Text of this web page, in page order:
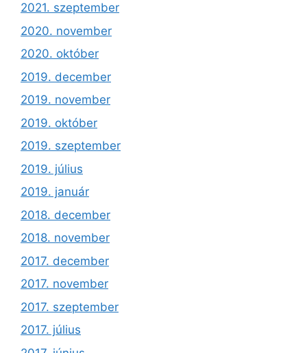
2021. szeptember
2020. november
2020. október
2019. december
2019. november
2019. október
2019. szeptember
2019. július
2019. január
2018. december
2018. november
2017. december
2017. november
2017. szeptember
2017. július